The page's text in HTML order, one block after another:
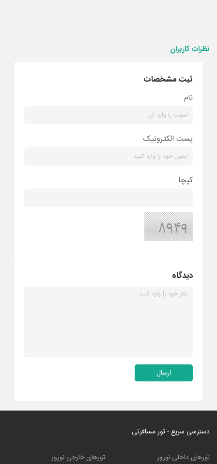
نظرات کاربران
ثبت مشخصات
نام
پست الکترونیک
کپچا
دیدگاه
ارسال
دسترسی سریع - تور مسافرتی
تورهای داخلی نوروز تورهای خارجی نوروز